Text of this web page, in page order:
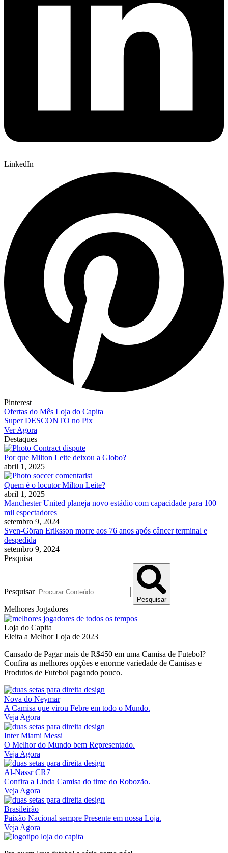
LinkedIn
Pinterest
Ofertas do Mês Loja do Capita
Super DESCONTO no Pix
Ver Agora
Destaques
Por que Milton Leite deixou a Globo?
abril 1, 2025
Quem é o locutor Milton Leite?
abril 1, 2025
Manchester United planeja novo estádio com capacidade para 100
mil espectadores
setembro 9, 2024
Sven-Göran Eriksson morre aos 76 anos após câncer terminal e
despedida
setembro 9, 2024
Pesquisa
Pesquisar
Pesquisar
Melhores Jogadores
Loja do Capita
Eleita a Melhor Loja de 2023
Cansado de Pagar mais de R$450 em uma Camisa de Futebol?
Confira as melhores opções e enorme variedade de Camisas e
Produtos de Futebol pagando pouco.
Nova do Neymar
A Camisa que virou Febre em todo o Mundo.
Veja Agora
Inter Miami Messi
O Melhor do Mundo bem Representado.
Veja Agora
Al-Nassr CR7
Confira a Linda Camisa do time do Robozão.
Veja Agora
Brasileirão
Paixão Nacional sempre Presente em nossa Loja.
Veja Agora